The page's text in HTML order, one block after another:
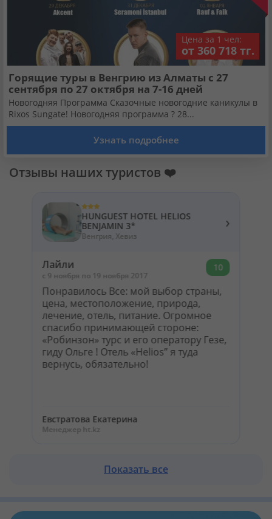
Для бизнеса
Контакты
Кабинет туриста
Валюта: KZT USD EUR
Язык: Русский Қазақша
Установи наше мобильное приложение
Загрузить приложение из App Store
Загрузить приложение из Google Play
Цена за 1 чел:
от 360 718 тг.
Горящие туры в Венгрию из Алматы с 27
сентября по 27 октября на 7-16 дней
Новогодняя Программа Сказочные новогодние каникулы в
Rixos Sungate! Новогодняя программа ? 28...
Узнать подробнее
Отзывы наших туристов ❤️
HUNGUEST HOTEL HELIOS
BENJAMIN 3*
Венгрия, Хевиз
›
Лайли
c 9 ноября по 19 ноября 2017
10
Понравилось Все: мой выбор страны,
цена, местоположение, природа,
лечение, отель, питание. Огромное
спасибо принимающей стороне:
«Робинзон» турс и его оператору Гезе,
гиду Ольге ! Отель «Helios” я туда
вернусь, обязательно!
Евстратова Екатерина
Менеджер ht.kz
Показать все